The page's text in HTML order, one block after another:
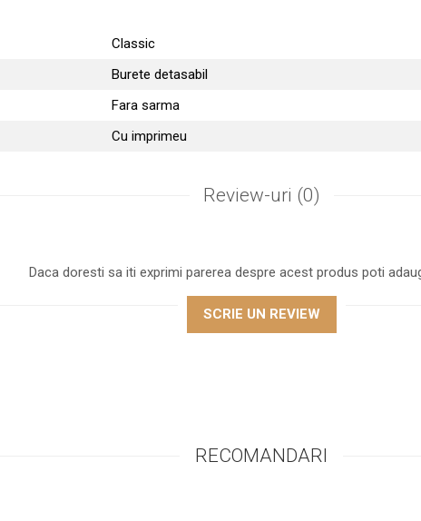
Classic
Burete detasabil
Fara sarma
Cu imprimeu
Review-uri (0)
Daca doresti sa iti exprimi parerea despre acest produs poti
SCRIE UN REVIEW
RECOMANDARI